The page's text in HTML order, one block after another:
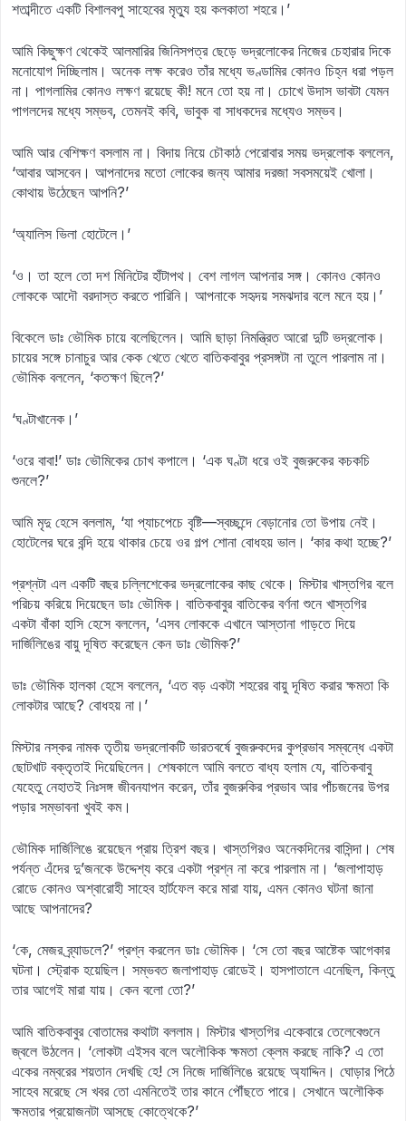
শতাব্দীতে একটি বিশালবপু সাহেবের মৃত্যু হয় কলকাতা শহরে।’
আমি কিছুক্ষণ থেকেই আলমারির জিনিসপত্র ছেড়ে ভদ্রলোকের নিজের চেহারার দিকে
মনোযোগ দিচ্ছিলাম। অনেক লক্ষ করেও তাঁর মধ্যে ভণ্ডামির কোনও চিহ্ন ধরা পড়ল
না। পাগলামির কোনও লক্ষণ রয়েছে কী! মনে তো হয় না। চোখে উদাস ভাবটা যেমন
পাগলদের মধ্যে সম্ভব, তেমনই কবি, ভাবুক বা সাধকদের মধ্যেও সম্ভব।
আমি আর বেশিক্ষণ বসলাম না। বিদায় নিয়ে চৌকাঠ পেরোবার সময় ভদ্রলোক বললেন,
‘আবার আসবেন। আপনাদের মতো লোকের জন্য আমার দরজা সবসময়েই খোলা।
কোথায় উঠেছেন আপনি?’
‘অ্যালিস ভিলা হোটেলে।’
‘ও। তা হলে তো দশ মিনিটের হাঁটাপথ। বেশ লাগল আপনার সঙ্গ। কোনও কোনও
লোককে আদৌ বরদাস্ত করতে পারিনি। আপনাকে সহৃদয় সমঝদার বলে মনে হয়।’
বিকেলে ডাঃ ভৌমিক চায়ে বলেছিলেন। আমি ছাড়া নিমন্ত্রিত আরো দুটি ভদ্রলোক।
চায়ের সঙ্গে চানাচুর আর কেক খেতে খেতে বাতিকবাবুর প্রসঙ্গটা না তুলে পারলাম না।
ভৌমিক বললেন, ‘কতক্ষণ ছিলে?’
‘ঘণ্টাখানেক।’
‘ওরে বাবা!’ ডাঃ ভৌমিকের চোখ কপালে। ‘এক ঘণ্টা ধরে ওই বুজরুকের কচকচি
শুনলে?’
আমি মৃদু হেসে বললাম, ‘যা প্যাচপেচে বৃষ্টি—স্বচ্ছন্দে বেড়ানোর তো উপায় নেই।
হোটেলের ঘরে বন্দি হয়ে থাকার চেয়ে ওর গল্প শোনা বোধহয় ভাল। ‘কার কথা হচ্ছে?’
প্রশ্নটা এল একটি বছর চল্লিশেকের ভদ্রলোকের কাছ থেকে। মিস্টার খাস্তগির বলে
পরিচয় করিয়ে দিয়েছেন ডাঃ ভৌমিক। বাতিকবাবুর বাতিকের বর্ণনা শুনে খাস্তগির
একটা বাঁকা হাসি হেসে বললেন, ‘এসব লোককে এখানে আস্তানা গাড়তে দিয়ে
দার্জিলিঙের বায়ু দূষিত করেছেন কেন ডাঃ ভৌমিক?’
ডাঃ ভৌমিক হালকা হেসে বললেন, ‘এত বড় একটা শহরের বায়ু দূষিত করার ক্ষমতা কি
লোকটার আছে? বোধহয় না।’
মিস্টার নস্কর নামক তৃতীয় ভদ্রলোকটি ভারতবর্ষে বুজরুকদের কুপ্রভাব সম্বন্ধে একটা
ছোটখাট বক্তৃতাই দিয়েছিলেন। শেষকালে আমি বলতে বাধ্য হলাম যে, বাতিকবাবু
যেহেতু নেহাতই নিঃসঙ্গ জীবনযাপন করেন, তাঁর বুজরুকির প্রভাব আর পাঁচজনের উপর
পড়ার সম্ভাবনা খুবই কম।
ভৌমিক দার্জিলিঙে রয়েছেন প্রায় ত্রিশ বছর। খাস্তগিরও অনেকদিনের বাসিন্দা। শেষ
পর্যন্ত এঁদের দু’জনকে উদ্দেশ্য করে একটা প্রশ্ন না করে পারলাম না। ‘জলাপাহাড়
রোডে কোনও অশ্বারোহী সাহেব হার্টফেল করে মারা যায়, এমন কোনও ঘটনা জানা
আছে আপনাদের?
‘কে, মেজর ব্র্যাডলে?’ প্রশ্ন করলেন ডাঃ ভৌমিক। ‘সে তো বছর আষ্টেক আগেকার
ঘটনা। স্ট্রোক হয়েছিল। সম্ভবত জলাপাহাড় রোডেই। হাসপাতালে এনেছিল, কিন্তু
তার আগেই মারা যায়। কেন বলো তো?’
আমি বাতিকবাবুর বোতামের কথাটা বললাম। মিস্টার খাস্তগির একেবারে তেলেবেগুনে
জ্বলে উঠলেন। ‘লোকটা এইসব বলে অলৌকিক ক্ষমতা ক্লেম করছে নাকি? এ তো
একের নম্বরের শয়তান দেখছি হে! সে নিজে দার্জিলিঙে রয়েছে অ্যাদ্দিন। ঘোড়ার পিঠে
সাহেব মরেছে সে খবর তো এমনিতেই তার কানে পৌঁছতে পারে। সেখানে অলৌকিক
ক্ষমতার প্রয়োজনটা আসছে কোত্থেকে?’